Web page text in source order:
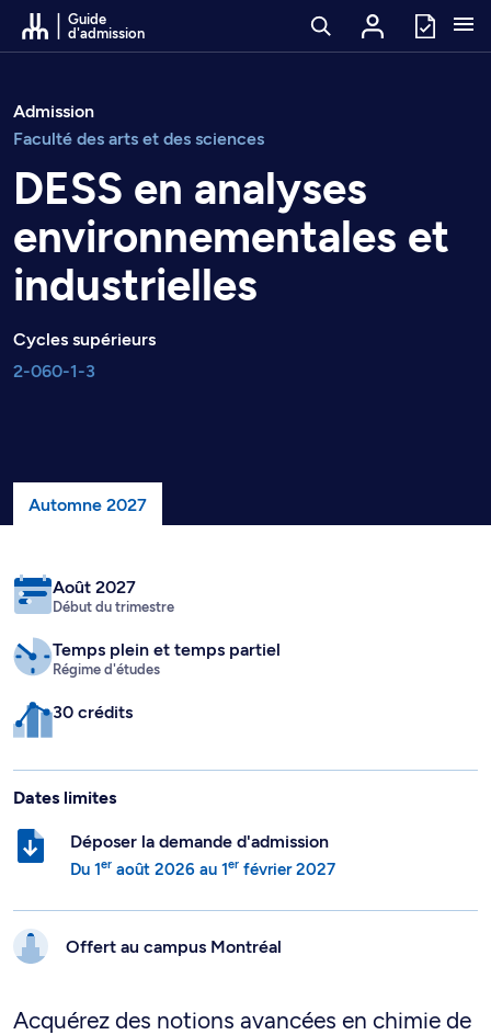
Passer au contenu
Guide
d'admission
Admission
Faculté des arts et des sciences
DESS en analyses
environnementales et
industrielles
Cycles supérieurs
2-060-1-3
Automne 2027
Août 2027
Début du trimestre
Temps plein et temps partiel
Régime d'études
30 crédits
Dates limites
Déposer la demande d'admission
Du 1er août 2026 au 1er février 2027
Offert au campus Montréal
Acquérez des notions avancées en chimie de